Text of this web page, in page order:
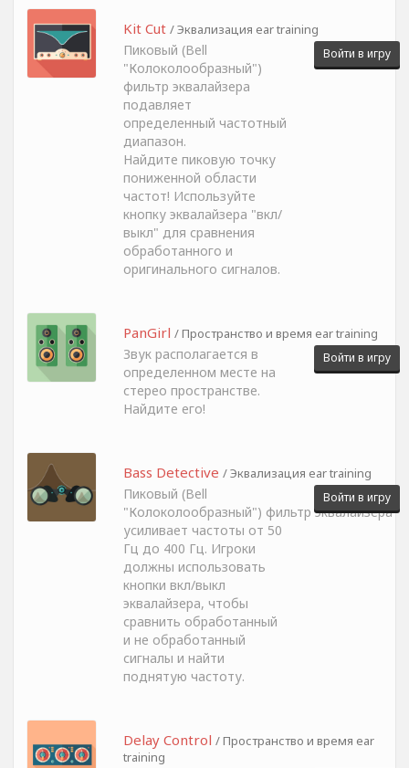
Kit Cut / Эквализация ear training
Пиковый (Bell
"Колоколообразный")
фильтр эквалайзера
подавляет
определенный частотный
диапазон.
Найдите пиковую точку
пониженной области
частот! Используйте
кнопку эквалайзера "вкл/
выкл" для сравнения
обработанного и
оригинального сигналов.
Войти в игру
PanGirl / Пространство и время ear training
Звук располагается в
определенном месте на
стерео пространстве.
Найдите его!
Войти в игру
Bass Detective / Эквализация ear training
Пиковый (Bell
"Колоколообразный") фильтр эквалайзера
усиливает частоты от 50
Гц до 400 Гц. Игроки
должны использовать
кнопки вкл/выкл
эквалайзера, чтобы
сравнить обработанный
и не обработанный
сигналы и найти
поднятую частоту.
Войти в игру
Delay Control / Пространство и время ear
training